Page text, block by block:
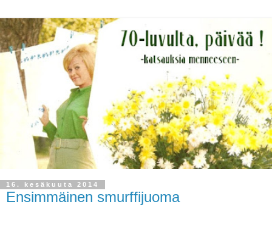
16. kesäkuuta 2014
Ensimmäinen smurffijuoma